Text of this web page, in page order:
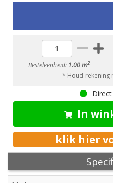
Besteleenheid: 1.00 m2
* Houd rekening
In
klik hier